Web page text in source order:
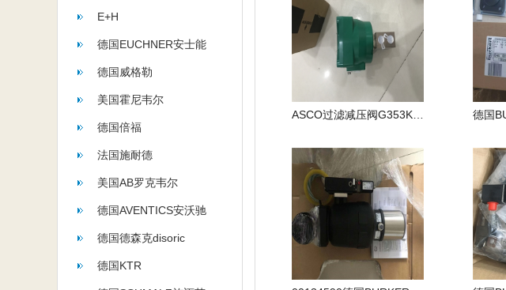
E+H
德国EUCHNER安士能
德国威格勒
美国霍尼韦尔
德国倍福
法国施耐德
美国AB罗克韦尔
德国AVENTICS安沃驰
德国德森克disoric
德国KTR